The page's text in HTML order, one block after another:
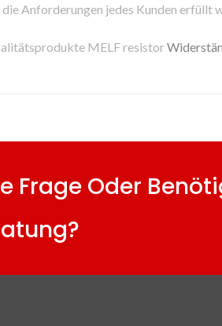
Anforderungen jedes Kunden erfüllt
MELF resistor
Frage Oder